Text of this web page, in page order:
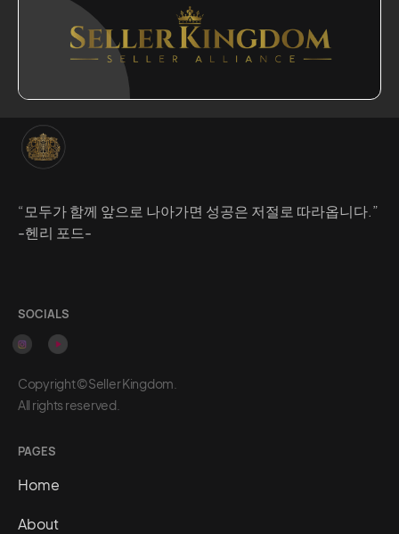
“모두가 함께 앞으로 나아가면 성공은 저절로 따라옵니다.”
-헨리 포드-
SOCIALS
Copyright ©Seller Kingdom.
All rights reserved.
PAGES
Home
About